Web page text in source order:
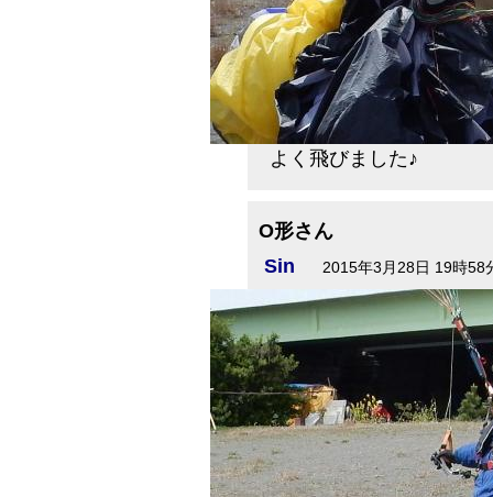
よく飛びました♪
O形さん
Sin
2015年3月28日 19時58